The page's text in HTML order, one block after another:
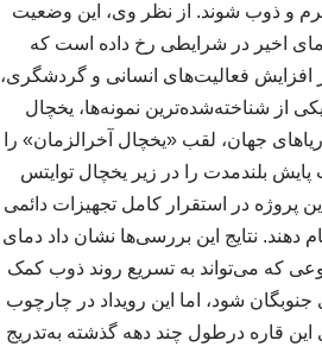
جرم و ذوب شوند. از نظر وی، این وضعیت
اخیر در شرایطی رخ داده است که
افزایش فعالیت‌های انسانی و گردشگری،
از شناخته‌شده‌ترین نمونه‌ها، یخچال
جهان، لقب «یخچال آخرالزمان» را
بلندمدت را در زیر یخچال توایتس
پروژه در استقرار کامل تجهیزات دائمی
دهند. نتایج این بررسی‌ها نشان داد دمای
که می‌تواند به تسریع روند ذوب کمک
شود، اما این رویداد در چارچوب
قاره درطول چند دهه گذشته به‌تدریج